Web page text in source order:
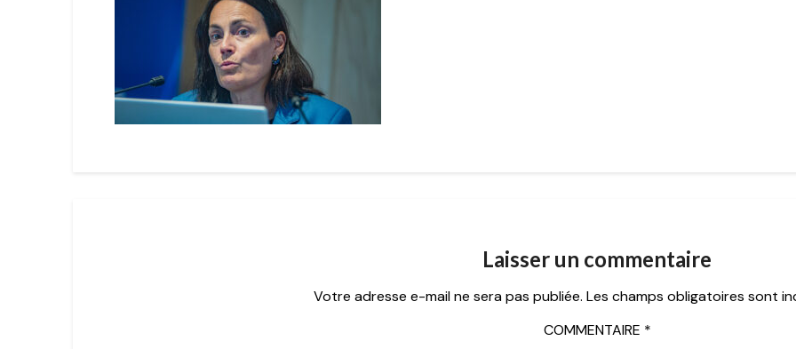
Laisser un commentaire
Votre adresse e-mail ne sera pas publiée. Les champs obligatoires sont
COMMENTAIRE *